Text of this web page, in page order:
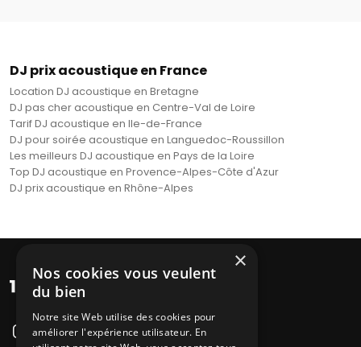
DJ prix acoustique en France
Location DJ acoustique en Bretagne
DJ pas cher acoustique en Centre-Val de Loire
Tarif DJ acoustique en Ile-de-France
DJ pour soirée acoustique en Languedoc-Roussillon
Les meilleurs DJ acoustique en Pays de la Loire
Top DJ acoustique en Provence-Alpes-Côte d'Azur
DJ prix acoustique en Rhône-Alpes
×
Nos cookies vous veulent
du bien
Notre site Web utilise des cookies pour
améliorer l'expérience utilisateur. En